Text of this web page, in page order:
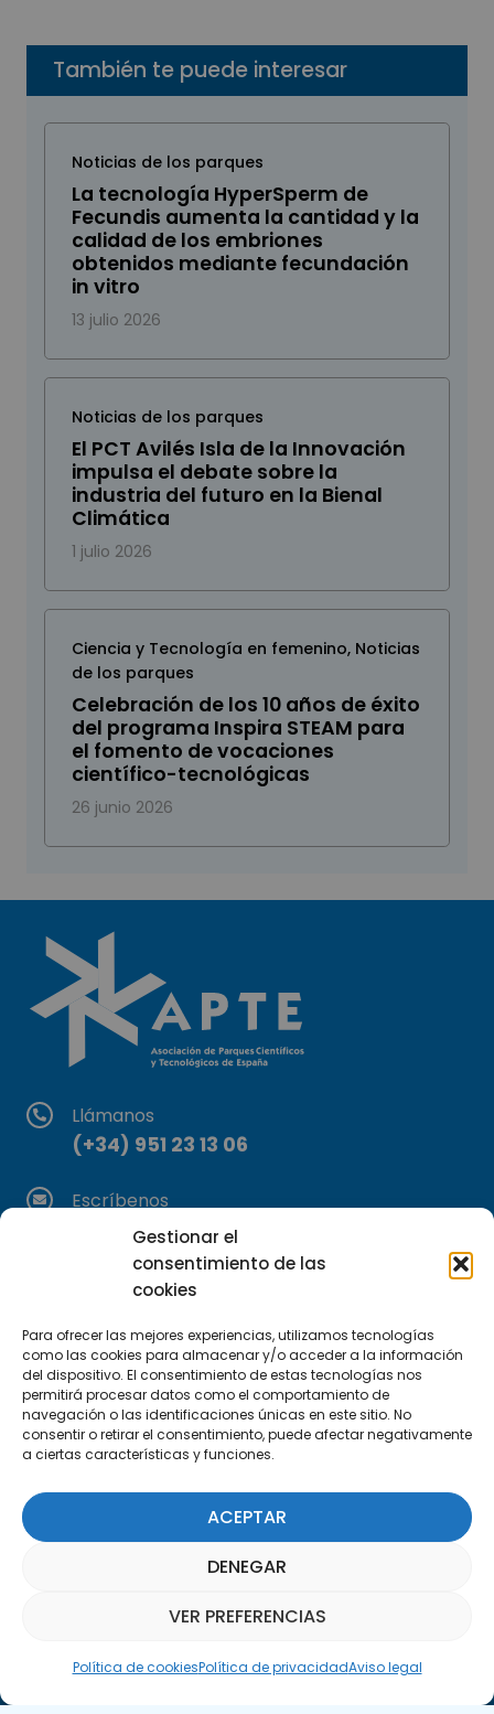
Gestionar el
consentimiento de las
cookies
Para ofrecer las mejores experiencias, utilizamos tecnologías
como las cookies para almacenar y/o acceder a la información
del dispositivo. El consentimiento de estas tecnologías nos
permitirá procesar datos como el comportamiento de
navegación o las identificaciones únicas en este sitio. No
consentir o retirar el consentimiento, puede afectar negativamente
a ciertas características y funciones.
ACEPTAR
DENEGAR
VER PREFERENCIAS
Política de cookiesPolítica de privacidadAviso legal
También te puede interesar
Noticias de los parques
La tecnología HyperSperm de
Fecundis aumenta la cantidad y la
calidad de los embriones
obtenidos mediante fecundación
in vitro
13 julio 2026
Noticias de los parques
El PCT Avilés Isla de la Innovación
impulsa el debate sobre la
industria del futuro en la Bienal
Climática
1 julio 2026
Ciencia y Tecnología en femenino, Noticias
de los parques
Celebración de los 10 años de éxito
del programa Inspira STEAM para
el fomento de vocaciones
científico-tecnológicas
26 junio 2026
Llámanos
(+34) 951 23 13 06
Escríbenos
info@apte.org
Encuéntranos
29590 Campanillas, Málaga
Suscríbete a nuestra Newsletter
SUSCRÍBETE AQUÍ